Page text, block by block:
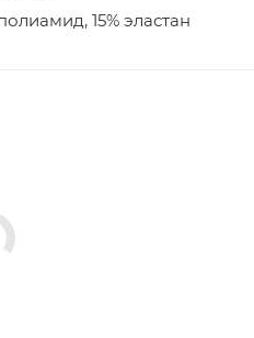
15% эластан